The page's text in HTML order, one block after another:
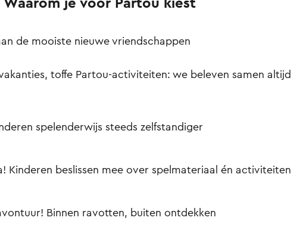
de mooiste nieuwe vriendschappen
toffe Partou-activiteiten: we beleven samen altijd
spelenderwijs steeds zelfstandiger
Kinderen beslissen mee over spelmateriaal én activiteiten
Binnen ravotten, buiten ontdekken